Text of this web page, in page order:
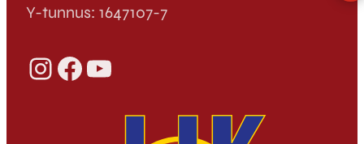
Y-tunnus: 1647107-7
InstagramFacebook YouTube